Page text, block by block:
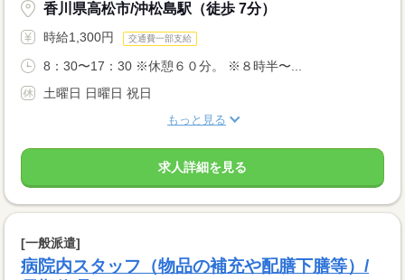
香川県高松市/沖松島駅（徒歩 7分）
時給1,300円 交通費一部支給
8：30〜17：30 ※休憩６０分。 ※８時半〜...
土曜日 日曜日 祝日
もっと見る
求人詳細を見る
[一般派遣]
病院内スタッフ（物品の補充や配膳下膳等）/